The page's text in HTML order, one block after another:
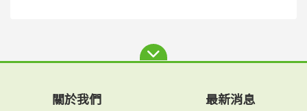
關於我們 最新消息